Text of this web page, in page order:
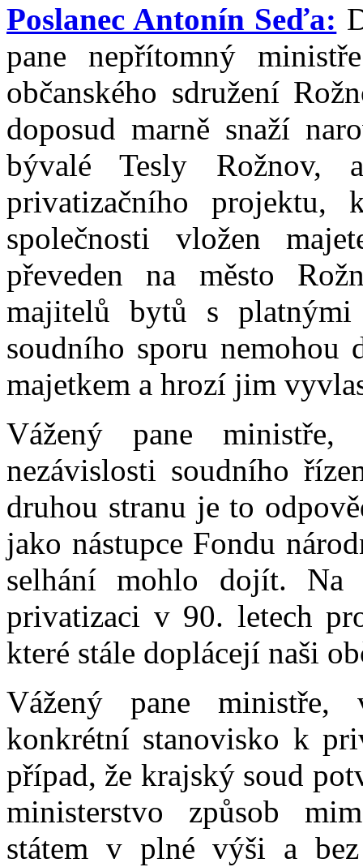
Poslanec Antonín Seďa:
pane nepřítomný
občanského sdružení
doposud marně snaží
bývalé Tesly
privatizačního
společnosti vložen
převeden na město
majitelů bytů s
soudního sporu nemohou
majetkem a hrozí jim
Vážený pane
nezávislosti soudního
druhou stranu je to
jako nástupce Fondu
selhání mohlo dojít. Na
privatizaci v 90. letech
které stále doplácejí naši
Vážený pane ministře,
konkrétní stanovisko k
případ, že krajský soud
ministerstvo způsob
státem v plné výši a